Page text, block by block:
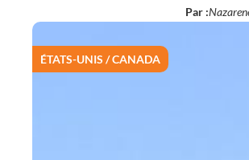
Par :
ÉTATS-UNIS / CANADA